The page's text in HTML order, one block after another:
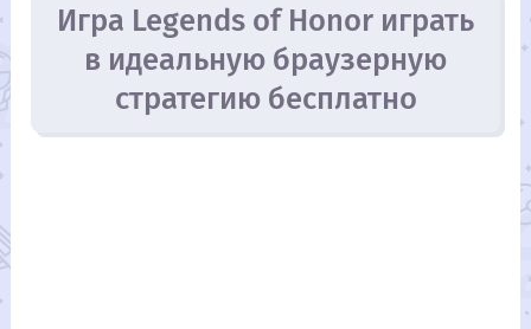
Игра Legends of Honor играть
в идеальную браузерную
стратегию бесплатно